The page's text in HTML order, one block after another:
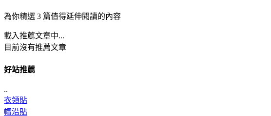
為你精選 3 篇值得延伸閱讀的內容
載入推薦文章中...
目前沒有推薦文章
好站推薦
..
衣領貼
帽沿貼